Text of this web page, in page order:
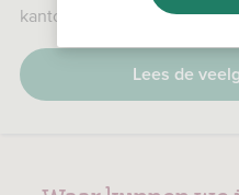
kantoor?
Lees de